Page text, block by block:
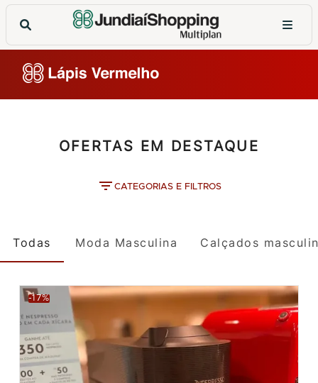
OFERTAS EM DESTAQUE
CATEGORIAS E FILTROS
Todas Moda Masculina Calçados
-17%